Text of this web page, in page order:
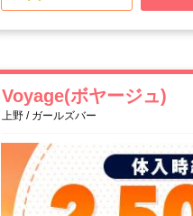
Voyage(ボヤージュ)
上野 / ガールズバー